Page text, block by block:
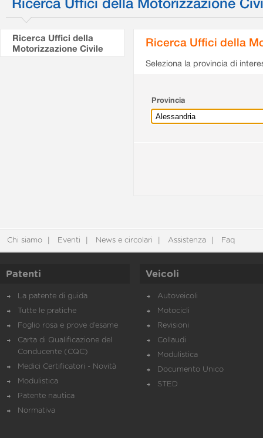
Ricerca Uffici della
Motorizzazione Civile
Ricerca Uffici della
Seleziona la provincia di
Provincia
Chi siamo Eventi News e circolari Assistenza Faq
Patenti
La patente di guida
Tutte le pratiche
Foglio rosa e prove d’esame
Carta di Qualificazione del
Conducente (CQC)
Medici Certificatori - Novità
Modulistica
Patente nautica
Normativa
Veicoli
Autoveicoli
Motocicli
Revisioni
Collaudi
Modulistica
Documento Unico
STED